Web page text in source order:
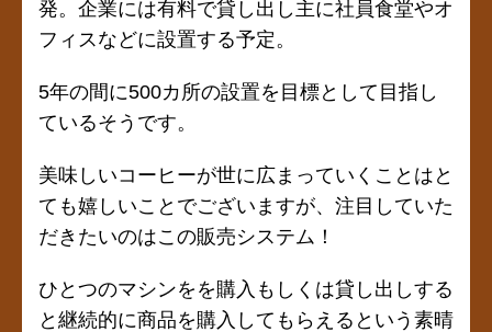
発。企業には有料で貸し出し主に社員食堂やオ
フィスなどに設置する予定。
5年の間に500カ所の設置を目標として目指し
ているそうです。
美味しいコーヒーが世に広まっていくことはと
ても嬉しいことでございますが、注目していた
だきたいのはこの販売システム！
ひとつのマシンをを購入もしくは貸し出しする
と継続的に商品を購入してもらえるという素晴